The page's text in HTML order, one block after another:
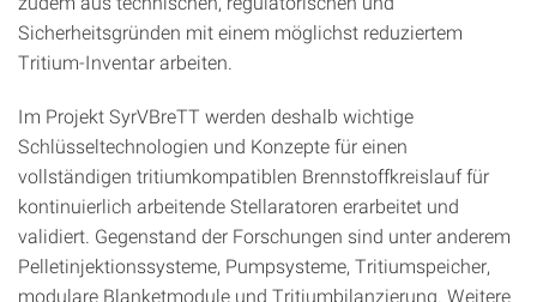
Sicherheitsgründen mit einem möglichst reduziertem
Tritium-Inventar arbeiten.
Im Projekt SyrVBreTT werden deshalb wichtige
Schlüsseltechnologien und Konzepte für einen
vollständigen tritiumkompatiblen Brennstoffkreislauf für
kontinuierlich arbeitende Stellaratoren erarbeitet und
validiert. Gegenstand der Forschungen sind unter anderem
Pelletinjektionssysteme, Pumpsysteme, Tritiumspeicher,
modulare Blanketmodule und Tritiumbilanzierung. Weitere